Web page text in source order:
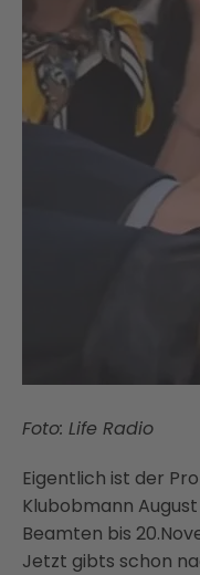
Foto: Life Radio
Eigentlich ist der
Klubobmann
Beamten bis
Jetzt gibts schon